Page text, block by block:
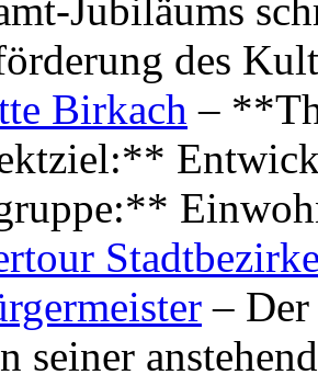
Jubiläums
des
Birkach –
–
seiner